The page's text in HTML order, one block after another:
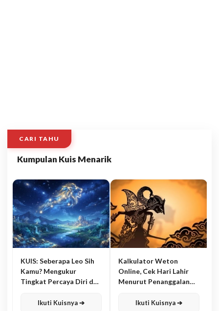
CARI TAHU
Kumpulan Kuis Menarik
KUIS: Seberapa Leo Sih
Kamu? Mengukur
Tingkat Percaya Diri dan
Ikuti Kuisnya ➔
Kalkulator Weton
Online, Cek Hari Lahir
Menurut Penanggalan
Ikuti Kuisnya ➔